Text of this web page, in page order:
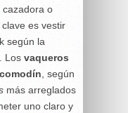
cazadora o
es vestir
según la
Los vaqueros
, según
más arreglados
uno claro y